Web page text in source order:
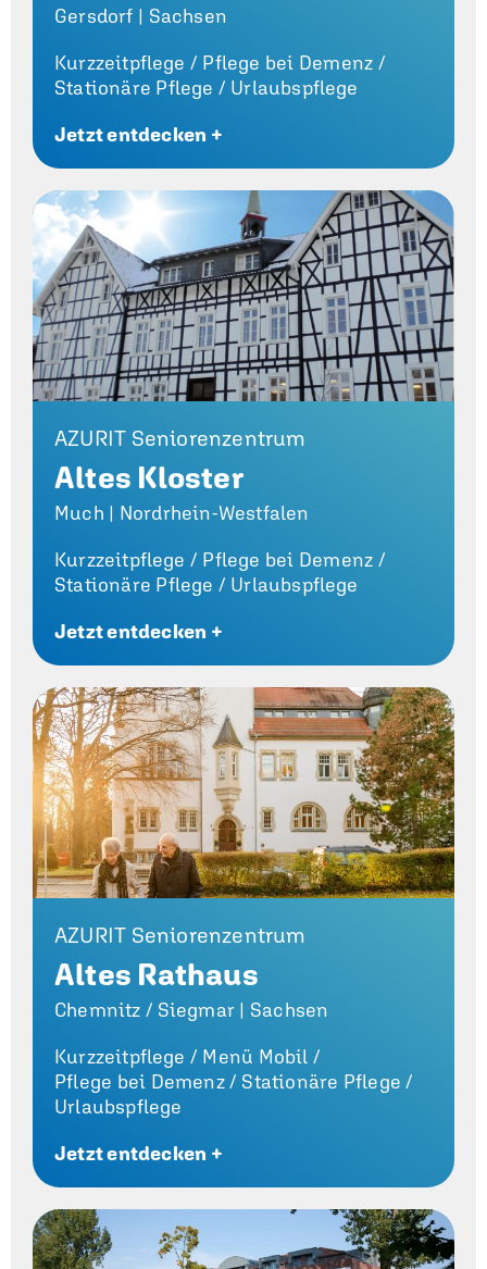
Gersdorf | Sachsen
Kurzzeitpflege / Pflege bei Demenz /
Stationäre Pflege / Urlaubspflege
Jetzt entdecken +
AZURIT Seniorenzentrum
Altes Kloster
Much | Nordrhein-Westfalen
Kurzzeitpflege / Pflege bei Demenz /
Stationäre Pflege / Urlaubspflege
Jetzt entdecken +
AZURIT Seniorenzentrum
Altes Rathaus
Chemnitz / Siegmar | Sachsen
Kurzzeitpflege / Menü Mobil /
Pflege bei Demenz / Stationäre Pflege /
Urlaubspflege
Jetzt entdecken +